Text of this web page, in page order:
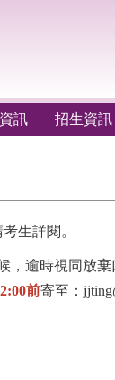
訊 招生資訊
生詳閱。
，逾時視同放棄
前寄至：